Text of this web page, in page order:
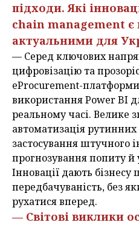
підходи. Які
chain management є
актуальними для
— Серед ключових
цифровізацію та
eProcurement-платформи,
використання Power BI
реальному часі. Велике
автоматизація
застосування штучного
прогнозування попиту
Інновації дають бізнесу
передбачуваність, без
рухатися вперед.
— Світові виклики